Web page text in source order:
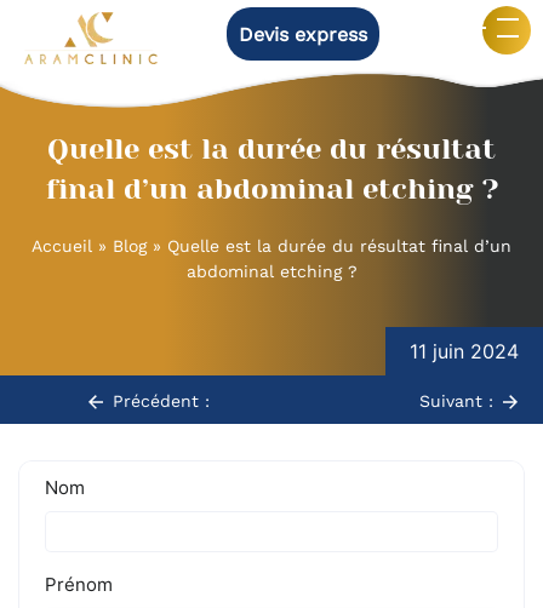
Devis express
Quelle est la durée du résultat
final d’un abdominal etching ?
Accueil » Blog» Quelle est la durée du résultat final d’un
abdominal etching ?
11 juin 2024
l’articlePrécédent : Suivant :